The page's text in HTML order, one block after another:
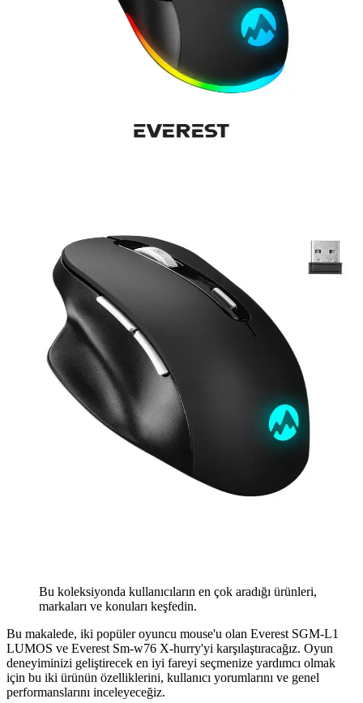
Bu koleksiyonda kullanıcıların en çok aradığı ürünleri,
markaları ve konuları keşfedin.
Bu makalede, iki popüler oyuncu mouse'u olan Everest SGM-L1
LUMOS ve Everest Sm-w76 X-hurry'yi karşılaştıracağız. Oyun
deneyiminizi geliştirecek en iyi fareyi seçmenize yardımcı olmak
için bu iki ürünün özelliklerini, kullanıcı yorumlarını ve genel
performanslarını inceleyeceğiz.